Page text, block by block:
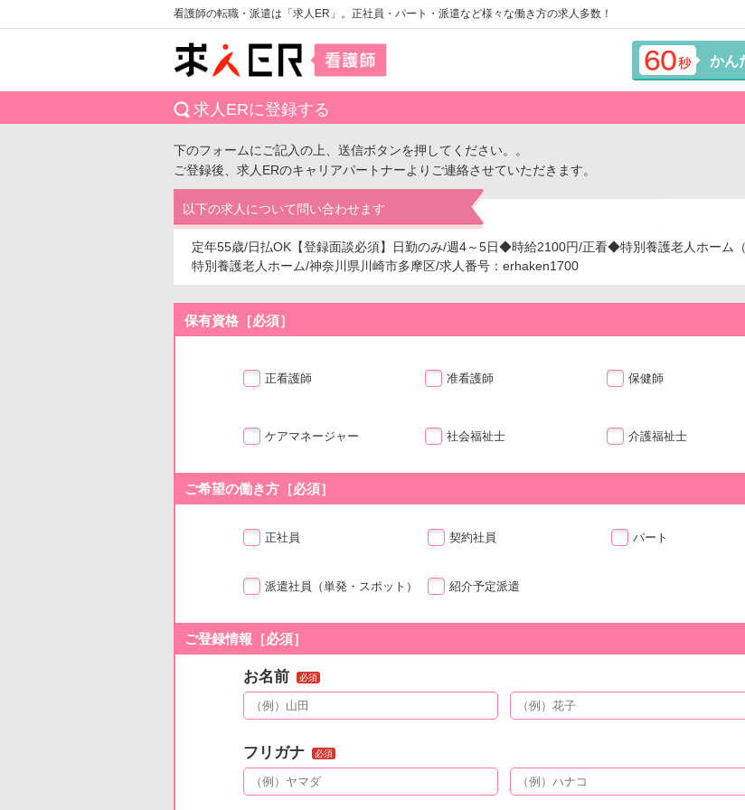
看護師の転職・派遣は「求人ER」。正社員・パート・派遣など様々な働き方の求人多数！
かん
求人ERに登録する
下のフォームにご記入の上、送信ボタンを押してください。。
ご登録後、求人ERのキャリアパートナーよりご連絡させていただきます。
以下の求人について問い合わせます
定年55歳/日払OK【登録面談必須】日勤のみ/週4～5日◆時給2100円/正看◆特別養護老人ホーム（
特別養護老人ホーム/神奈川県川崎市多摩区/求人番号：erhaken1700
保有資格［必須］
正看護師 准看護師 保健師
ケアマネージャー 社会福祉士 介護福祉士
ご希望の働き方［必須］
正社員 契約社員 パート
派遣社員 （単発・スポット） 紹介予定派遣
ご登録情報［必須］
お名前 必須
フリガナ 必須